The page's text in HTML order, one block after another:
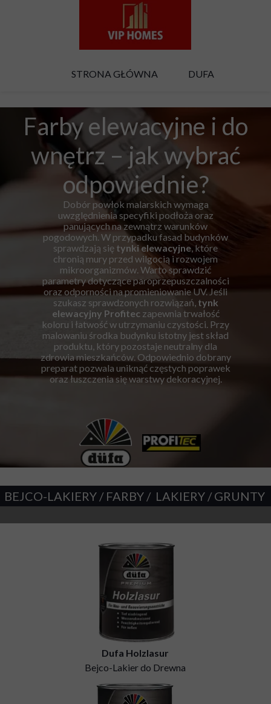
Dufa Holzlasur
Bejco-Lakier do Drewna
(
BEJCO-LAKIERY / FARBY / LAKIERY / GRUNTY
Farby elewacyjne i do
wnętrz – jak wybrać
odpowiednie?
Dobór powłok malarskich wymaga
uwzględnienia specyfiki podłoża oraz
panujących na zewnątrz warunków
pogodowych. W przypadku fasad budynków
sprawdzają się tynki elewacyjne, które
chronią mury przed wilgocią i rozwojem
mikroorganizmów. Warto sprawdzić
parametry dotyczące paroprzepuszczalności
oraz odporności na promieniowanie UV. Jeśli
szukasz sprawdzonych rozwiązań, tynk
elewacyjny Profitec zapewnia trwałość
koloru i łatwość w utrzymaniu czystości. Przy
malowaniu środka budynku istotny jest skład
produktu, który pozostaje neutralny dla
zdrowia mieszkańców. Odpowiednio dobrany
preparat pozwala uniknąć częstych poprawek
oraz łuszczenia się warstwy dekoracyjnej.
STRONA GŁÓWNA DUFA